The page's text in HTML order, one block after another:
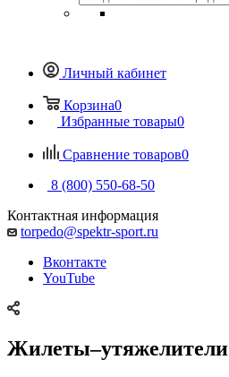
Личный кабинет
Корзина0
Избранные товары0
Сравнение товаров0
8 (800) 550-68-50
Контактная информация
torpedo@spektr-sport.ru
Вконтакте
YouTube
Жилеты–утяжелители